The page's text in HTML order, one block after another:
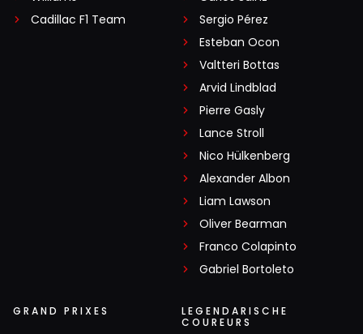
Cadillac F1 Team
Sergio Pérez
Esteban Ocon
Valtteri Bottas
Arvid Lindblad
Pierre Gasly
Lance Stroll
Nico Hülkenberg
Alexander Albon
Liam Lawson
Oliver Bearman
Franco Colapinto
Gabriel Bortoleto
GRAND PRIXES
LEGENDARISCHE
COUREURS